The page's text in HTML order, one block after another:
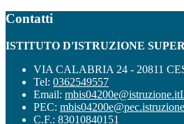
Contatti
ISTITUTO D'ISTRUZIONE
VIA CALABRIA 24 - 20811
Tel: 0362549557
Email: mbis04200e@istruzione.it
PEC:
C.F.: 83010840151